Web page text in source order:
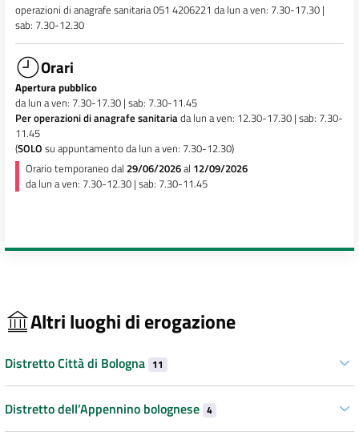
operazioni di anagrafe sanitaria 051 4206221 da lun a ven: 7.30-17.30 |
sab: 7.30-12.30
Orari
Apertura pubblico
da lun a ven: 7.30-17.30 | sab: 7.30-11.45
Per operazioni di anagrafe sanitariada lun a ven: 12.30-17.30 | sab: 7.30-
11.45
(SOLO su appuntamento da lun a ven: 7.30-12.30)
Orario temporaneo dal 29/06/2026al 12/09/2026
da lun a ven: 7.30-12.30 | sab: 7.30-11.45
Altri luoghi di erogazione
Distretto Città di Bologna 11
Distretto dell’Appennino bolognese 4